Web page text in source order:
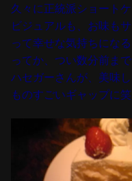
久々に正統派ショート
ビジュアルも、お味も
って幸せな気持ちになる
ってか、つい数分前ま
ハセガーさんが、美味
ものすごいギャップに